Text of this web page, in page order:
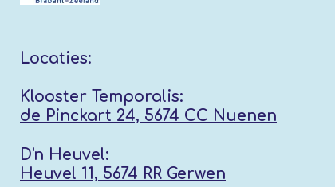
Locaties:
Klooster Temporalis:
de Pinckart 24, 5674 CC Nuenen
D'n Heuvel:
Heuvel 11, 5674 RR Gerwen